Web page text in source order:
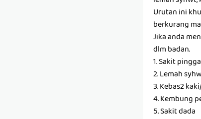
Urutan ini
berkurang
Jika anda
dlm badan.
1. Sakit
2. Lemah
3. Kebas2
4. Kembung
5. Sakit dada